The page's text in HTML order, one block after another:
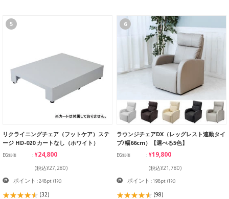
5
リクライニングチェア（フットケア）ステ
ージ HD-020 カートなし（ホワイト）
EG卸価 ¥24,800
(税込¥27,280)
ポイント : 248pt (1%)
(32)
6
ラウンジチェアDX（レッグレスト連動タイ
プ/幅66cm）【選べる5色】
EG卸価 ¥19,800
(税込¥21,780)
ポイント : 198pt (1%)
(98)